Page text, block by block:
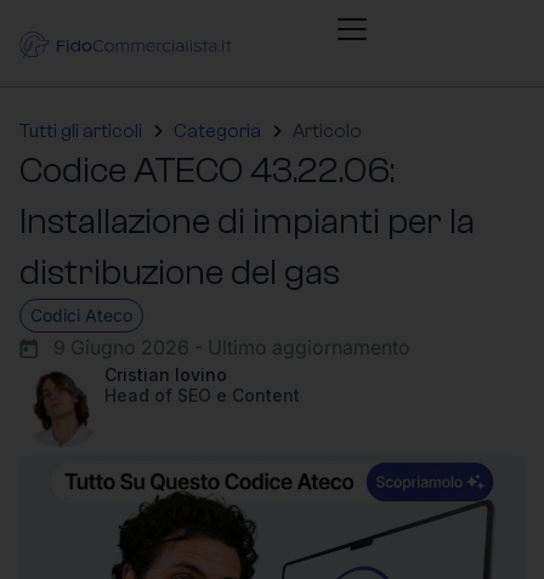
Tutti gli articoli Categoria Articolo
Codice ATECO 43.22.06:
Installazione di impianti per la
distribuzione del gas
Codici Ateco
9 Giugno 2026 - Ultimo aggiornamento
Cristian Iovino
Head of SEO e Content